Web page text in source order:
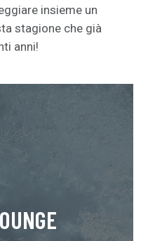
insieme un
stagione che già
anni!